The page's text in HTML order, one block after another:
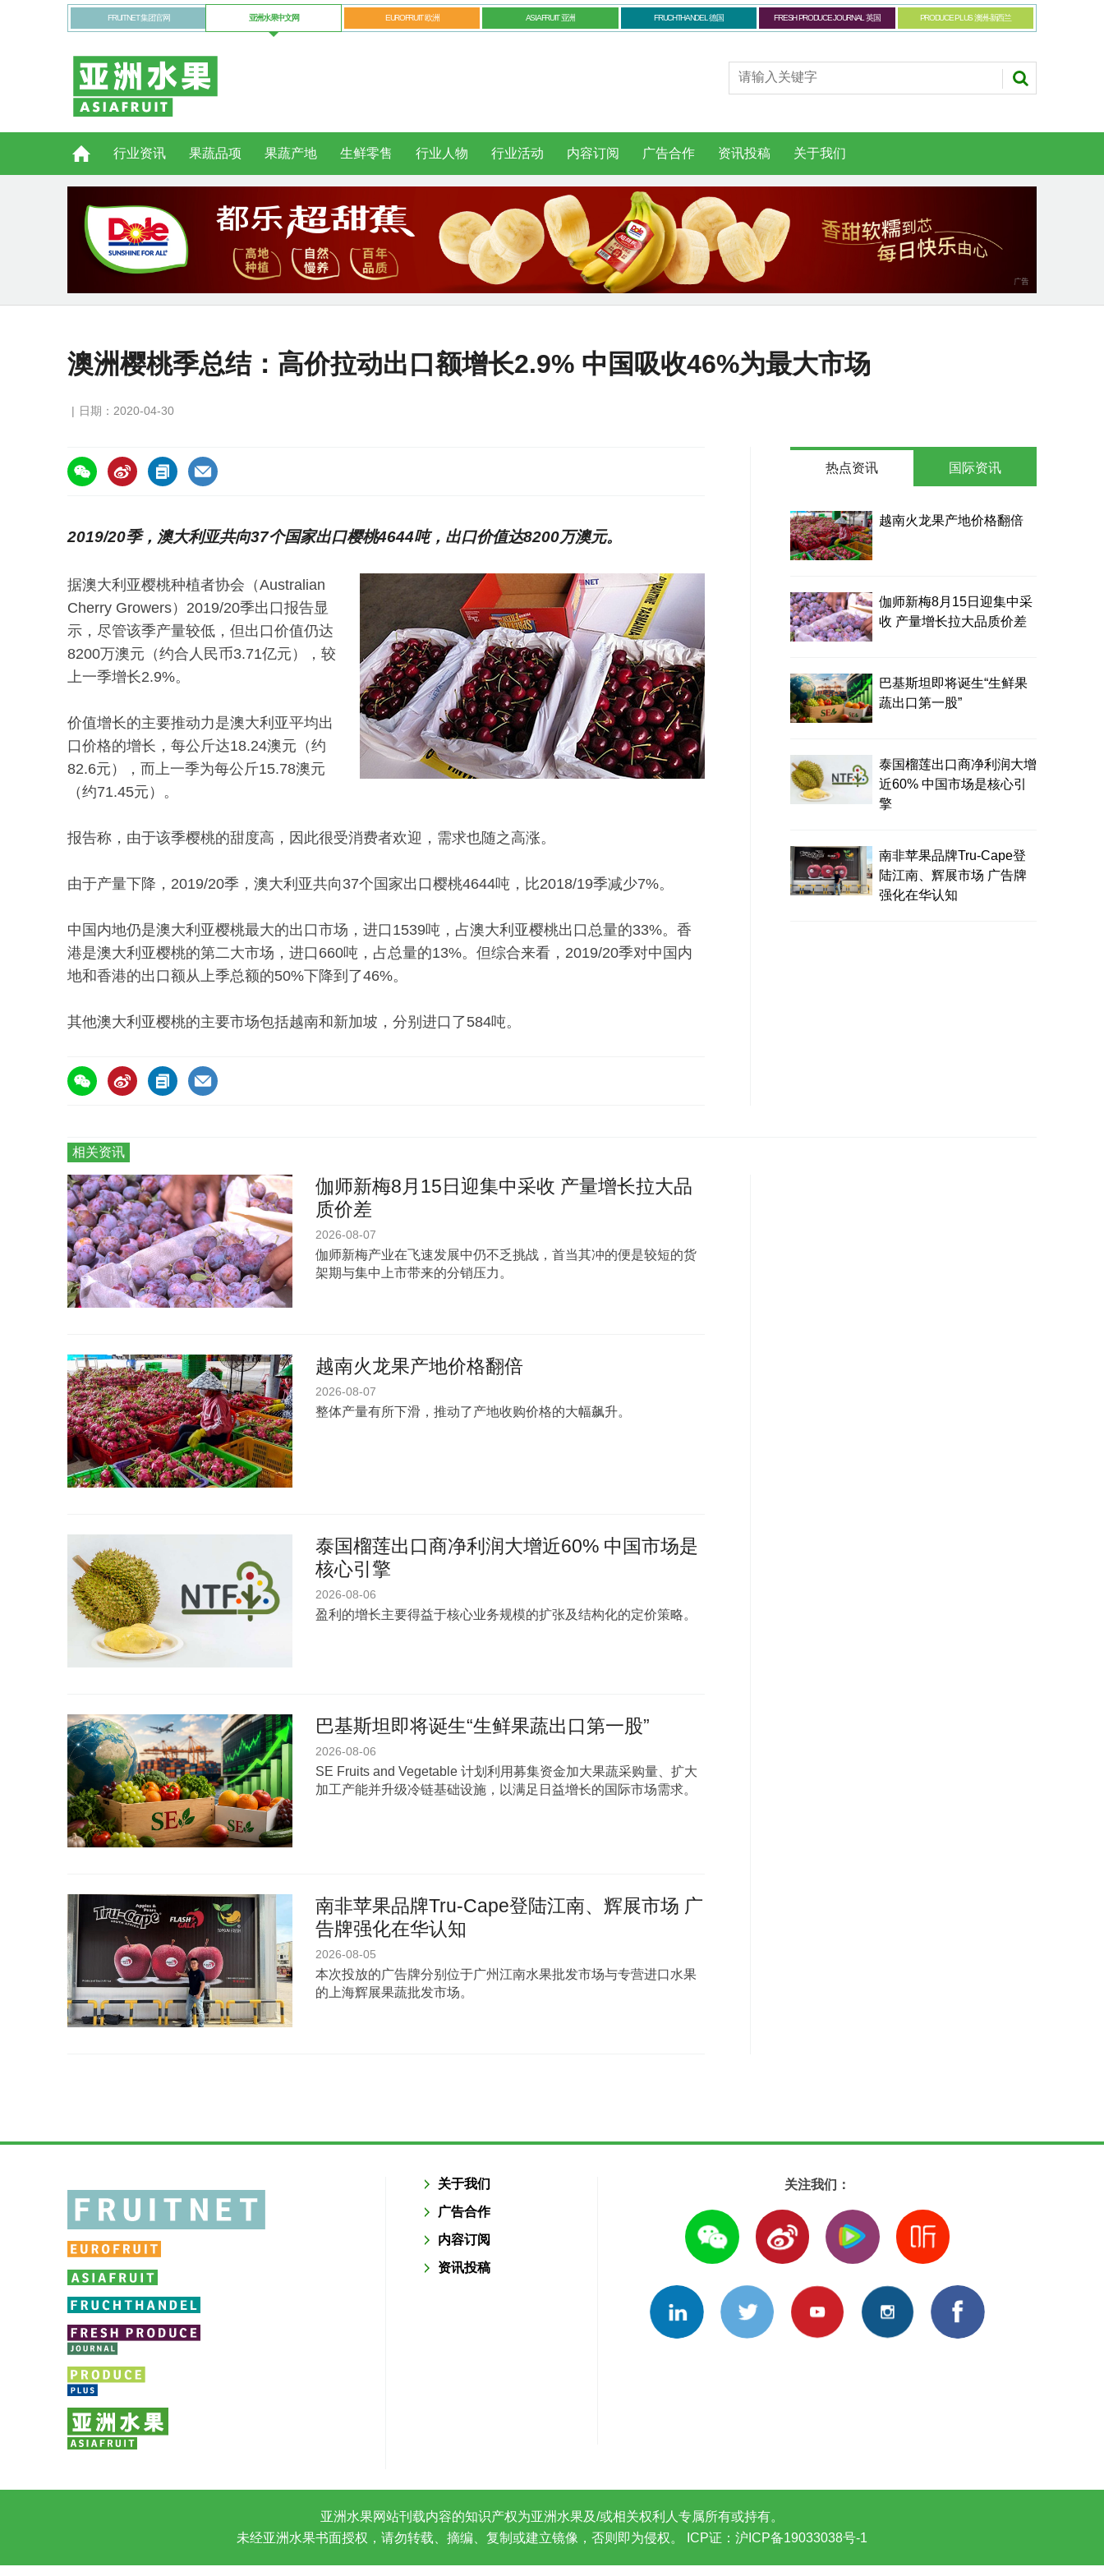
FRUITNET 集团官网 亚洲水果中文网 EUROFRUIT 欧洲 ASIAFRUIT 亚洲 FRUCHTHANDEL 德国 FRESH PRODUCE JOURNAL 英国 PRODUCE PLUS 澳洲-新西兰
行业资讯 果蔬品项 果蔬产地 生鲜零售 行业人物 行业活动 内容订阅 广告合作 资讯投稿 关于我们
澳洲樱桃季总结：高价拉动出口额增长2.9% 中国吸收46%为最大市场
日期：2020-04-30
https://asiafruitchina.net/19495.html
2019/20季，澳大利亚共向37个国家出口樱桃4644吨，出口价值达8200万澳元。
据澳大利亚樱桃种植者协会（Australian
Cherry Growers）2019/20季出口报告显
示，尽管该季产量较低，但出口价值仍达
8200万澳元（约合人民币3.71亿元），较
上一季增长2.9%。
价值增长的主要推动力是澳大利亚平均出
口价格的增长，每公斤达18.24澳元（约
82.6元），而上一季为每公斤15.78澳元
（约71.45元）。
报告称，由于该季樱桃的甜度高，因此很受消费者欢迎，需求也随之高涨。
由于产量下降，2019/20季，澳大利亚共向37个国家出口樱桃4644吨，比2018/19季减少7%。
中国内地仍是澳大利亚樱桃最大的出口市场，进口1539吨，占澳大利亚樱桃出口总量的33%。香
港是澳大利亚樱桃的第二大市场，进口660吨，占总量的13%。但综合来看，2019/20季对中国内
地和香港的出口额从上季总额的50%下降到了46%。
其他澳大利亚樱桃的主要市场包括越南和新加坡，分别进口了584吨。
热点资讯
越南火龙果产地价格翻倍
伽师新梅8月15日迎集中采
收 产量增长拉大品质价差
巴基斯坦即将诞生“生鲜果
蔬出口第一股”
泰国榴莲出口商净利润大增
近60% 中国市场是核心引
擎
南非苹果品牌Tru-Cape登
陆江南、辉展市场 广告牌
强化在华认知
国际资讯
相关资讯
伽师新梅8月15日迎集中采收 产量增长拉大品
质价差
2026-08-07
伽师新梅产业在飞速发展中仍不乏挑战，首当其冲的便是较短的货
架期与集中上市带来的分销压力。
越南火龙果产地价格翻倍
2026-08-07
整体产量有所下滑，推动了产地收购价格的大幅飙升。
泰国榴莲出口商净利润大增近60% 中国市场是
核心引擎
2026-08-06
盈利的增长主要得益于核心业务规模的扩张及结构化的定价策略。
巴基斯坦即将诞生“生鲜果蔬出口第一股”
2026-08-06
SE Fruits and Vegetable 计划利用募集资金加大果蔬采购量、扩大
加工产能并升级冷链基础设施，以满足日益增长的国际市场需求。
南非苹果品牌Tru-Cape登陆江南、辉展市场 广
告牌强化在华认知
2026-08-05
本次投放的广告牌分别位于广州江南水果批发市场与专营进口水果
的上海辉展果蔬批发市场。
关于我们
广告合作
内容订阅
资讯投稿
关注我们：
亚洲水果网站刊载内容的知识产权为亚洲水果及/或相关权利人专属所有或持有。
未经亚洲水果书面授权，请勿转载、摘编、复制或建立镜像，否则即为侵权。
ICP证：沪ICP备19033038号-1